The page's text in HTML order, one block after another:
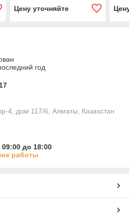
Цену уточняйте
год
4, дом 117/6, Алматы, Казахстан
09:00 до 18:00
работы